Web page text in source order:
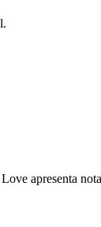
apresenta